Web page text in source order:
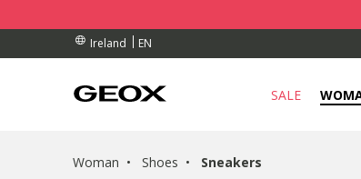
Ireland EN
OVER 90.00 €
COLLECTION POINT.
OVER 90.00 €
SALE
Woman Shoes Sneakers